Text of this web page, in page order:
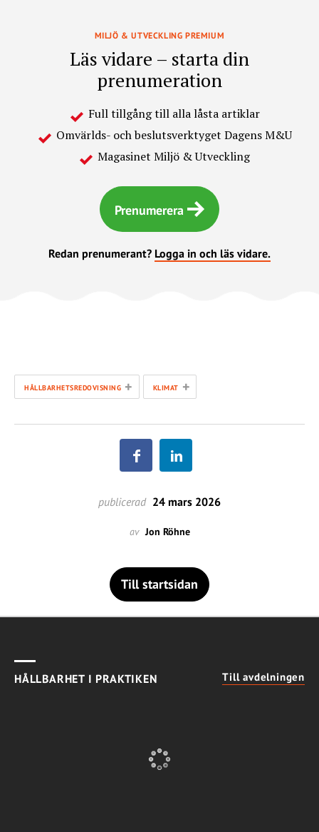
MILJÖ & UTVECKLING PREMIUM
Läs vidare – starta din
prenumeration
Full tillgång till alla låsta artiklar
Omvärlds- och beslutsverktyget Dagens M&U
Magasinet Miljö & Utveckling
Prenumerera
Redan prenumerant? Logga in och läs vidare.
HÅLLBARHETSREDOVISNING + KLIMAT +
publicerad 24 mars 2026
av Jon Röhne
Till startsidan
HÅLLBARHET I PRAKTIKEN Till avdelningen